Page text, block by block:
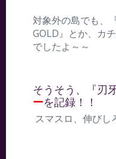
対象外の島でも、
GOLD』とか、カ
でしたよ～～
そうそう、『刃
ーを記録！！
スマスロ、伸びし